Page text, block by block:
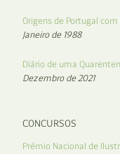
Origens de Portugal
Janeiro de 1988
Diário de uma
Dezembro de 2021
CONCURSOS
Prémio Nacional de